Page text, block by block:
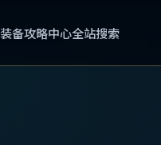
备攻略中心全站搜索